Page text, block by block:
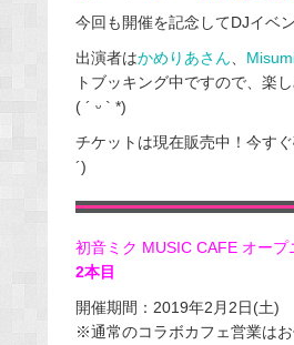
今回も開催を記念してDJイベ
出演者はかめりあさん
トブッキング中ですので、楽
( ´ ᵕ ` *)
チケットは現在販売中！今す
´)
初音ミク MUSIC CAFE オープ
2本目
開催期間：2019年2月2日(土)
※通常のコラボカフェ営業はお